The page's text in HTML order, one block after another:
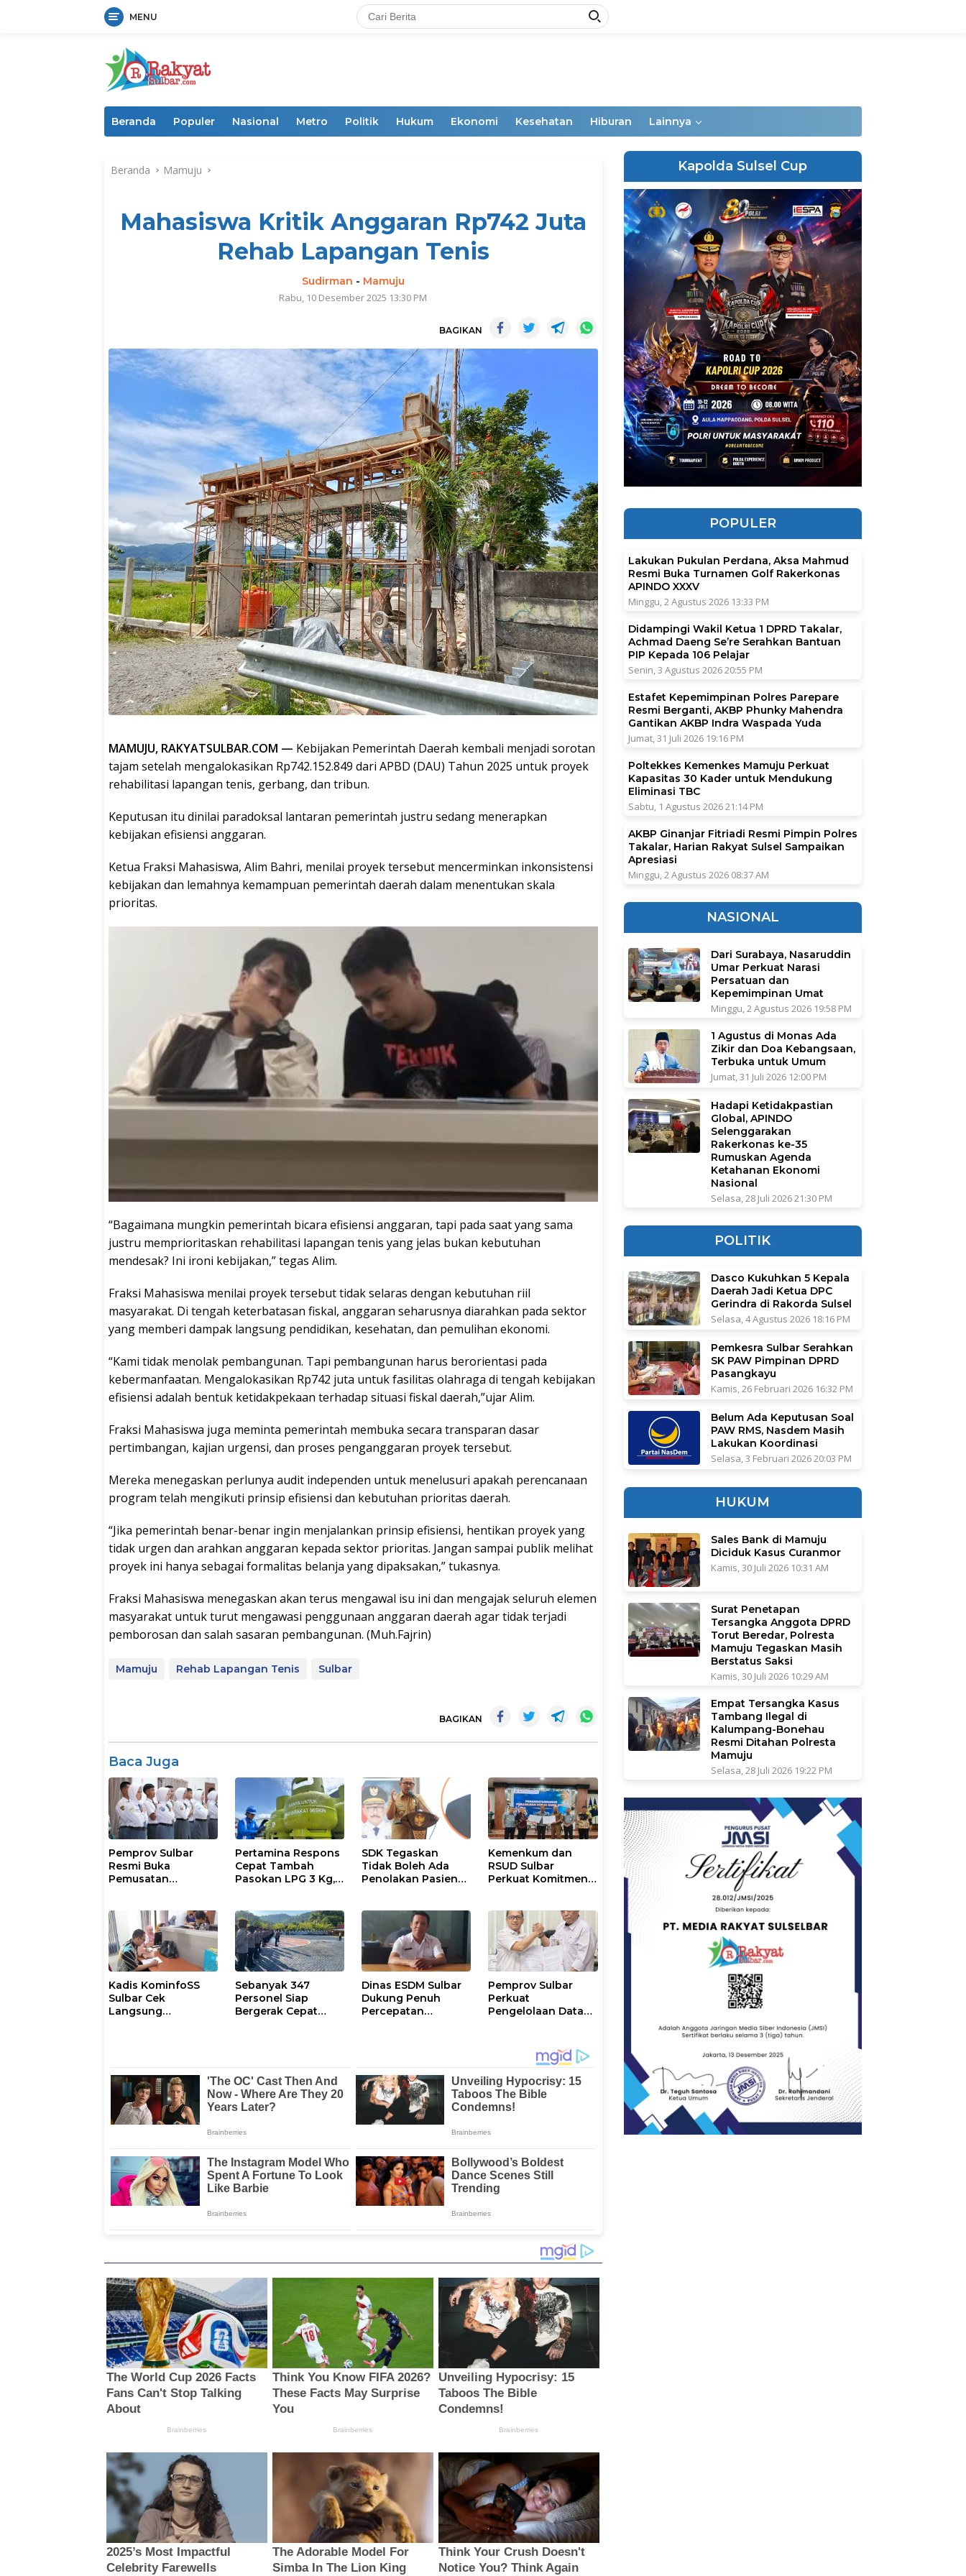
MENU
Beranda Populer Nasional Metro Politik Hukum Ekonomi Kesehatan Hiburan Lainnya
Beranda Mamuju
Mahasiswa Kritik Anggaran Rp742 Juta
Rehab Lapangan Tenis
Sudirman - Mamuju
Rabu, 10 Desember 2025 13:30 PM
BAGIKAN
MAMUJU, RAKYATSULBAR.COM — Kebijakan Pemerintah Daerah kembali menjadi sorotan
tajam setelah mengalokasikan Rp742.152.849 dari APBD (DAU) Tahun 2025 untuk proyek
rehabilitasi lapangan tenis, gerbang, dan tribun.
Keputusan itu dinilai paradoksal lantaran pemerintah justru sedang menerapkan
kebijakan efisiensi anggaran.
Ketua Fraksi Mahasiswa, Alim Bahri, menilai proyek tersebut mencerminkan inkonsistensi
kebijakan dan lemahnya kemampuan pemerintah daerah dalam menentukan skala
prioritas.
“Bagaimana mungkin pemerintah bicara efisiensi anggaran, tapi pada saat yang sama
justru memprioritaskan rehabilitasi lapangan tenis yang jelas bukan kebutuhan
mendesak? Ini ironi kebijakan,” tegas Alim.
Fraksi Mahasiswa menilai proyek tersebut tidak selaras dengan kebutuhan riil
masyarakat. Di tengah keterbatasan fiskal, anggaran seharusnya diarahkan pada sektor
yang memberi dampak langsung pendidikan, kesehatan, dan pemulihan ekonomi.
“Kami tidak menolak pembangunan. Tapi pembangunan harus berorientasi pada
kebermanfaatan. Mengalokasikan Rp742 juta untuk fasilitas olahraga di tengah kebijakan
efisiensi adalah bentuk ketidakpekaan terhadap situasi fiskal daerah,”ujar Alim.
Fraksi Mahasiswa juga meminta pemerintah membuka secara transparan dasar
pertimbangan, kajian urgensi, dan proses penganggaran proyek tersebut.
Mereka menegaskan perlunya audit independen untuk menelusuri apakah perencanaan
program telah mengikuti prinsip efisiensi dan kebutuhan prioritas daerah.
“Jika pemerintah benar-benar ingin menjalankan prinsip efisiensi, hentikan proyek yang
tidak urgen dan arahkan anggaran kepada sektor prioritas. Jangan sampai publik melihat
proyek ini hanya sebagai formalitas belanja yang dipaksakan,” tukasnya.
Fraksi Mahasiswa menegaskan akan terus mengawal isu ini dan mengajak seluruh elemen
masyarakat untuk turut mengawasi penggunaan anggaran daerah agar tidak terjadi
pemborosan dan salah sasaran pembangunan. (Muh.Fajrin)
Mamuju Rehab Lapangan Tenis Sulbar
BAGIKAN
Baca Juga
Pemprov Sulbar
Resmi Buka
Pemusatan
Pertamina Respons
Cepat Tambah
Pasokan LPG 3 Kg,
Berlangsung
Kondusif
SDK Tegaskan
Tidak Boleh Ada
Penolakan Pasien
Kesehatan
Kemenkum dan
RSUD Sulbar
Perkuat Komitmen
Intelektual
Kadis KominfoSS
Sulbar Cek
Langsung
Sebanyak 347
Personel Siap
Bergerak Cepat
Dinas ESDM Sulbar
Dukung Penuh
Percepatan
Pemprov Sulbar
Perkuat
Pengelolaan Data
17 Tahun 2023
Kapolda Sulsel Cup
POPULER
Lakukan Pukulan Perdana, Aksa Mahmud
Resmi Buka Turnamen Golf Rakerkonas
APINDO XXXV
Minggu, 2 Agustus 2026 13:33 PM
Didampingi Wakil Ketua 1 DPRD Takalar,
Achmad Daeng Se’re Serahkan Bantuan
PIP Kepada 106 Pelajar
Senin, 3 Agustus 2026 20:55 PM
Estafet Kepemimpinan Polres Parepare
Resmi Berganti, AKBP Phunky Mahendra
Gantikan AKBP Indra Waspada Yuda
Jumat, 31 Juli 2026 19:16 PM
Poltekkes Kemenkes Mamuju Perkuat
Kapasitas 30 Kader untuk Mendukung
Eliminasi TBC
Sabtu, 1 Agustus 2026 21:14 PM
AKBP Ginanjar Fitriadi Resmi Pimpin Polres
Takalar, Harian Rakyat Sulsel Sampaikan
Apresiasi
Minggu, 2 Agustus 2026 08:37 AM
NASIONAL
Dari Surabaya, Nasaruddin
Umar Perkuat Narasi
Persatuan dan
Kepemimpinan Umat
Minggu, 2 Agustus 2026 19:58 PM
1 Agustus di Monas Ada
Zikir dan Doa Kebangsaan,
Terbuka untuk Umum
Jumat, 31 Juli 2026 12:00 PM
Hadapi Ketidakpastian
Global, APINDO
Selenggarakan
Rakerkonas ke-35
Rumuskan Agenda
Ketahanan Ekonomi
Nasional
Selasa, 28 Juli 2026 21:30 PM
POLITIK
Dasco Kukuhkan 5 Kepala
Daerah Jadi Ketua DPC
Gerindra di Rakorda Sulsel
Selasa, 4 Agustus 2026 18:16 PM
Pemkesra Sulbar Serahkan
SK PAW Pimpinan DPRD
Pasangkayu
Kamis, 26 Februari 2026 16:32 PM
Belum Ada Keputusan Soal
PAW RMS, Nasdem Masih
Lakukan Koordinasi
Selasa, 3 Februari 2026 20:03 PM
HUKUM
Sales Bank di Mamuju
Diciduk Kasus Curanmor
Kamis, 30 Juli 2026 10:31 AM
Surat Penetapan
Tersangka Anggota DPRD
Torut Beredar, Polresta
Mamuju Tegaskan Masih
Berstatus Saksi
Kamis, 30 Juli 2026 10:29 AM
Empat Tersangka Kasus
Tambang Ilegal di
Kalumpang-Bonehau
Resmi Ditahan Polresta
Mamuju
Selasa, 28 Juli 2026 19:22 PM